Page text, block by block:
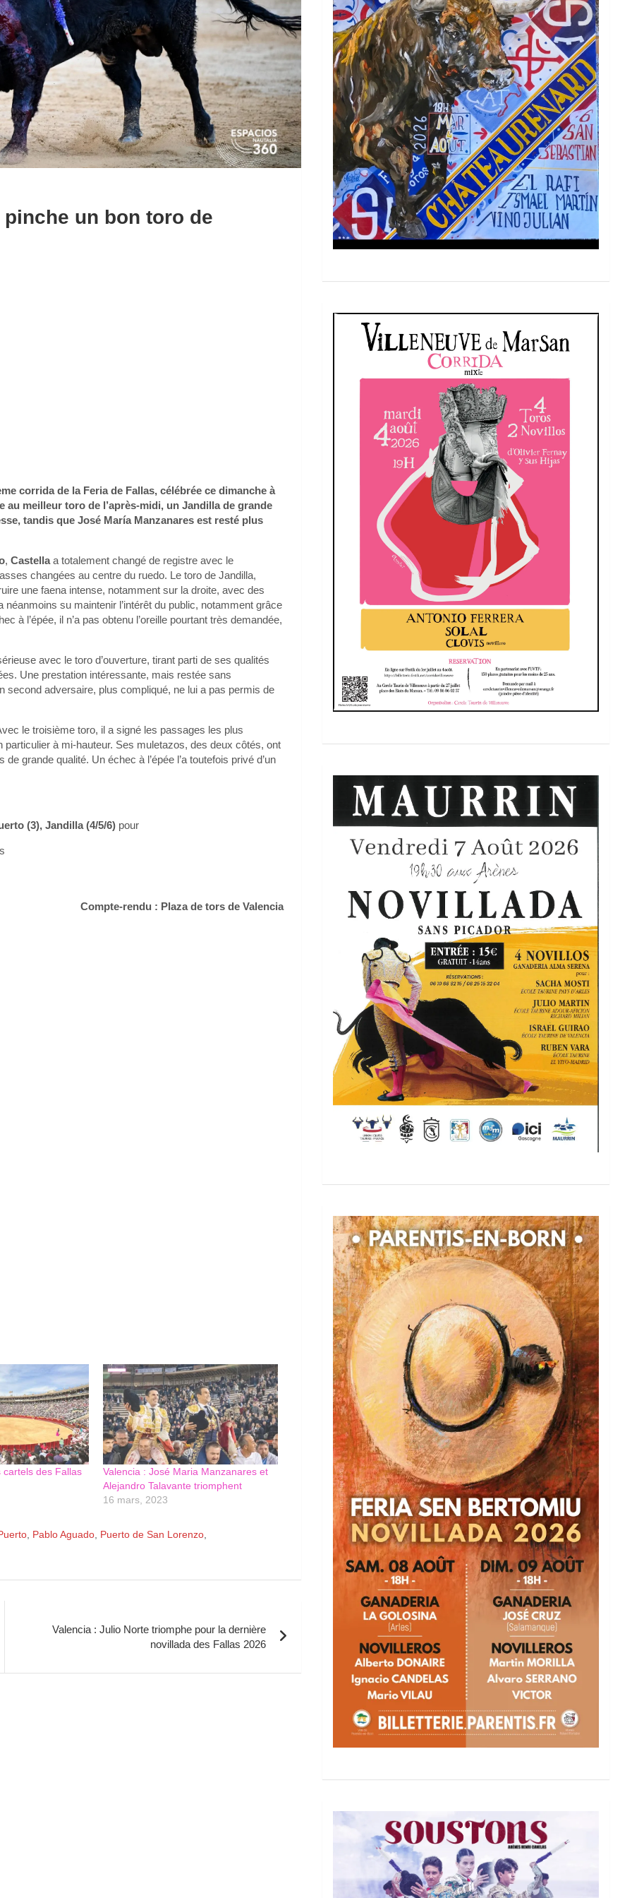
un bon toro de
corrida de la Feria de Fallas, célébrée ce dimanche à
meilleur toro de l’après-midi, un Jandilla de grande
tandis que José María Manzanares est resté plus
, Castellaa totalement changé de registre avec le
changées au centre du ruedo. Le toro de Jandilla,
une faena intense, notamment sur la droite, avec des
su maintenir l’intérêt du public, notamment grâce
à l’épée, il n’a pas obtenu l’oreille pourtant très demandée,
avec le toro d’ouverture, tirant parti de ses qualités
Une prestation intéressante, mais restée sans
second adversaire, plus compliqué, ne lui a pas permis de
le troisième toro, il a signé les passages les plus
à mi-hauteur. Ses muletazos, des deux côtés, ont
grande qualité. Un échec à l’épée l’a toutefois privé d’un
(3), Jandilla (4/5/6) pour
Compte-rendu : Plaza de tors de Valencia
cartels des Fallas
Valencia : José Maria Manzanares et
Alejandro Talavante triomphent
16 mars, 2023
Pablo Aguado Puerto de San Lorenzo
Valencia : Julio Norte triomphe pour la dernière
novillada des Fallas 2026